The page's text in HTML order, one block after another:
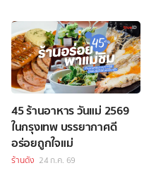
45 ร้านอาหาร วันแม่ 2569
ในกรุงเทพ บรรยากาศดี
อร่อยถูกใจแม่
ร้านดัง 24 ก.ค. 69